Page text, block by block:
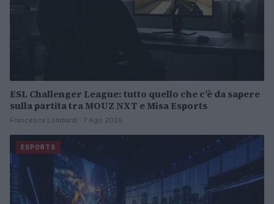
ESL Challenger League: tutto quello che c’è da sapere
sulla partita tra MOUZ NXT e Misa Esports
Francesca Lombardi · 7 Ago 2026
ESPORTS